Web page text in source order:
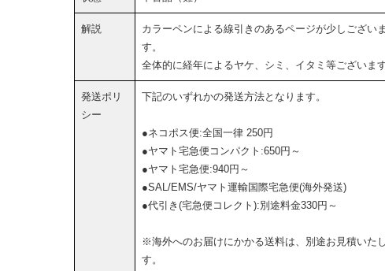
解説
カラーペンによる線引きのあるページが少しござい
す。
全体的に経年によるヤケ、シミ、イタミ等ございま
発送ポリ
シー
下記のいずれかの発送方法となります。
●ネコポス便:全国一律 250円
●ヤマト宅急便コンパクト:650円～
●ヤマト宅急便:940円～
●SAL/EMS/ヤマト運輸国際宅急便(海外発送)
●代引き(宅急便コレクト):別途料金330円～
※海外へのお届けにかかる送料は、別途お見積いた
す。